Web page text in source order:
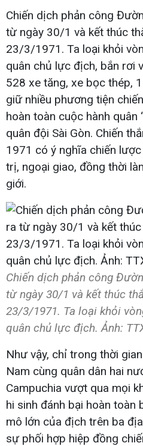
Chiến dịch phản công
từ ngày 30/1 và kết thúc
23/3/1971. Ta loại khỏi
quân chủ lực địch, bắn rơi
528 xe tăng, xe bọc thép,
giữ nhiều phương tiện
hoàn toàn cuộc hành quân
quân đội Sài Gòn. Chiến
1971 có ý nghĩa chiến
trị, ngoại giao, đồng thời
giới.
Chiến dịch phản công
từ ngày 30/1 và kết thúc
23/3/1971. Ta loại khỏi
quân chủ lực địch. Ảnh:
Như vậy, chỉ trong thời
Nam cùng quân dân hai
Campuchia vượt qua mọi
hi sinh đánh bại hoàn toàn
mô lớn của địch trên ba
sự phối hợp hiệp đồng